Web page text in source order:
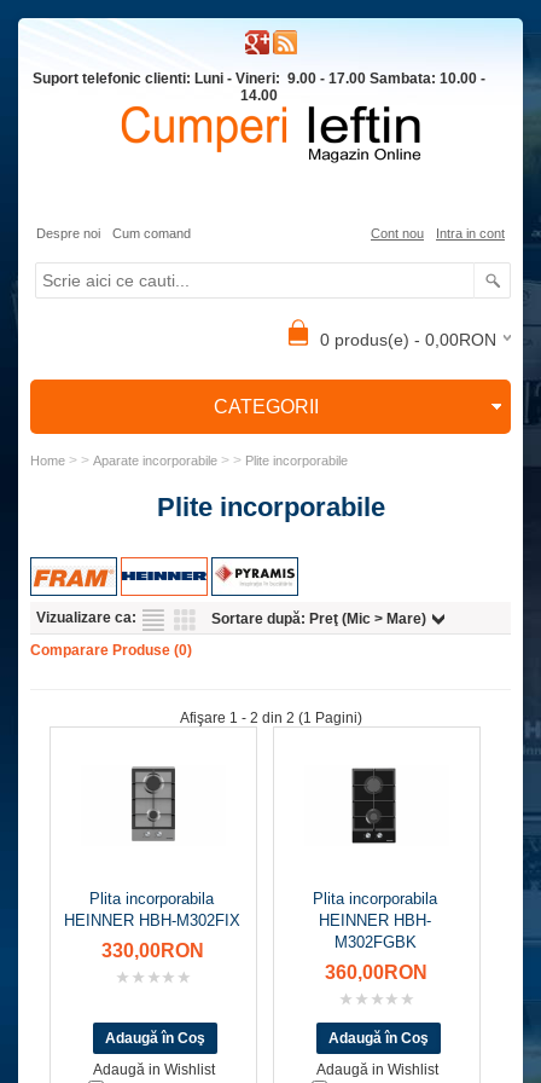
Suport telefonic clienti: Luni - Vineri: 9.00 - 17.00 Sambata: 10.00 -
14.00
Despre noi Cum comand Cont nou Intra in cont
0 produs(e) - 0,00RON
CATEGORII
Home > > Aparate incorporabile > > Plite incorporabile
Plite incorporabile
Vizualizare ca: Sortare după: Preţ (Mic > Mare)
Comparare Produse (0)
Afişare 1 - 2 din 2 (1 Pagini)
Plita incorporabila
HEINNER HBH-M302FIX
330,00RON
Adaugă in Wishlist
Plita incorporabila
HEINNER HBH-
M302FGBK
360,00RON
Adaugă in Wishlist